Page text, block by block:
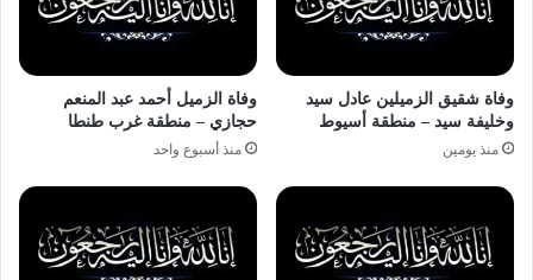
وفاة شقيق الزميلين عادل سيد
وخليفة سيد – منطقة أسيوط
منذ يومين
وفاة الزميل أحمد عبد المنعم
حجازي – منطقة غرب طنطا
منذ أسبوع واحد